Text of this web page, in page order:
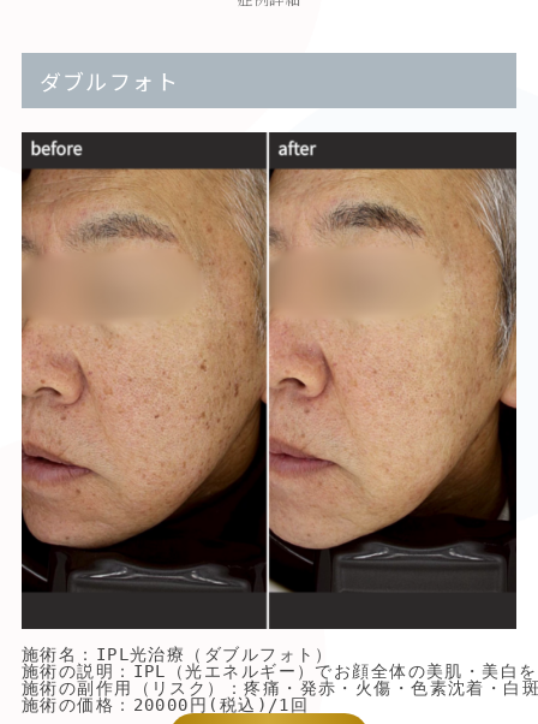
ダブルフォト
施術名：
施術の説明：
施術の副作用（リスク）：